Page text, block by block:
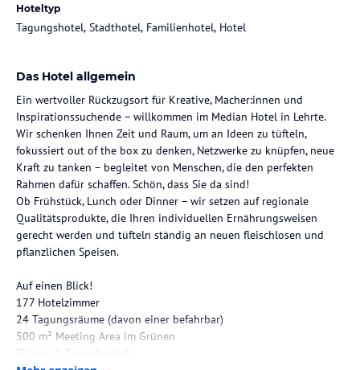
Hoteltyp
Tagungshotel, Stadthotel, Familienhotel, Hotel
Das Hotel allgemein
Ein wertvoller Rückzugsort für Kreative, Macher:innen und
Inspirationssuchende – willkommen im Median Hotel in Lehrte.
Wir schenken Ihnen Zeit und Raum, um an Ideen zu tüfteln,
fokussiert out of the box zu denken, Netzwerke zu knüpfen, neue
Kraft zu tanken – begleitet von Menschen, die den perfekten
Rahmen dafür schaffen. Schön, dass Sie da sind!
Ob Frühstück, Lunch oder Dinner – wir setzen auf regionale
Qualitätsprodukte, die Ihren individuellen Ernährungsweisen
gerecht werden und tüfteln ständig an neuen fleischlosen und
pflanzlichen Speisen.
Auf einen Blick!
177 Hotelzimmer
24 Tagungsräume (davon einer befahrbar)
500 m² Meeting Area im Grünen
Fitness & Saunabereich